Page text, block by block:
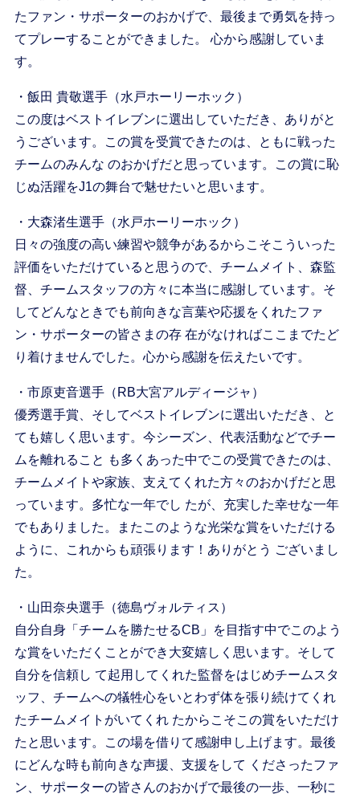
たファン・サポーターのおかげで、最後まで勇気を持っ
てプレーすることができました。 心から感謝していま
す。
・飯田 貴敬選手（水戸ホーリーホック）
この度はベストイレブンに選出していただき、ありがと
うございます。この賞を受賞できたのは、ともに戦った
チームのみんな のおかげだと思っています。この賞に恥
じぬ活躍をJ1の舞台で魅せたいと思います。
・大森渚生選手（水戸ホーリーホック）
日々の強度の高い練習や競争があるからこそこういった
評価をいただけていると思うので、チームメイト、森監
督、チームスタッフの方々に本当に感謝しています。そ
してどんなときでも前向きな言葉や応援をくれたファ
ン・サポーターの皆さまの存 在がなければここまでたど
り着けませんでした。心から感謝を伝えたいです。
・市原吏音選手（RB大宮アルディージャ）
優秀選手賞、そしてベストイレブンに選出いただき、と
ても嬉しく思います。今シーズン、代表活動などでチー
ムを離れること も多くあった中でこの受賞できたのは、
チームメイトや家族、支えてくれた方々のおかげだと思
っています。多忙な一年でし たが、充実した幸せな一年
でもありました。またこのような光栄な賞をいただける
ように、これからも頑張ります！ありがとう ございまし
た。
・山田奈央選手（徳島ヴォルティス）
自分自身「チームを勝たせるCB」を目指す中でこのよう
な賞をいただくことができ大変嬉しく思います。そして
自分を信頼し て起用してくれた監督をはじめチームスタ
ッフ、チームへの犠牲心をいとわず体を張り続けてくれ
たチームメイトがいてくれ たからこそこの賞をいただけ
たと思います。この場を借りて感謝申し上げます。最後
にどんな時も前向きな声援、支援をして くださったファ
ン、サポーターの皆さんのおかげで最後の一歩、一秒に